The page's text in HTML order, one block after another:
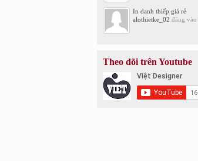
In danh thiếp giá rẻ
alothietke_02 đăng vào
Theo dõi trên Youtube